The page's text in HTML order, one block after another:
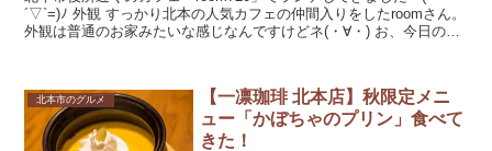
´▽`=)ﾉ 外観 すっかり北本の人気カフェの仲間入りをしたroomさん。
外観は普通のお家みたいな感じなんですけどネ(・∀・) お、今日のお
北本市のグルメ
【一凛珈琲 北本店】秋限定メニ
ュー「かぼちゃのプリン」食べて
きた！